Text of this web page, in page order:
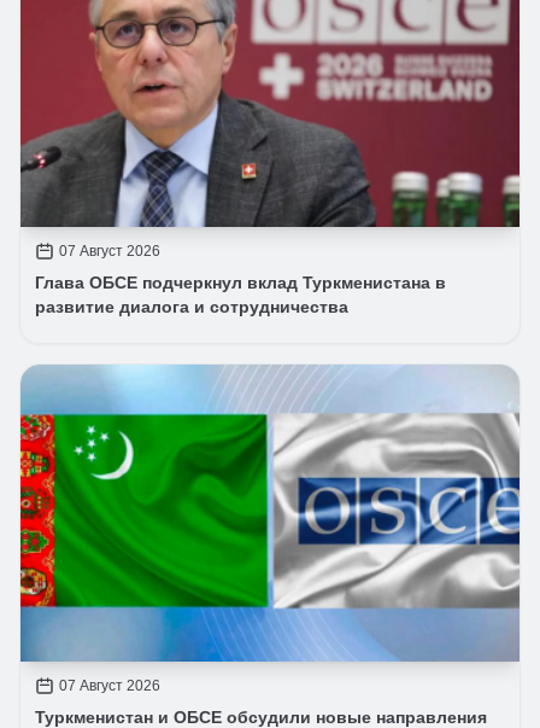
07 Август 2026
Глава ОБСЕ подчеркнул вклад Туркменистана в
развитие диалога и сотрудничества
07 Август 2026
Туркменистан и ОБСЕ обсудили новые направления